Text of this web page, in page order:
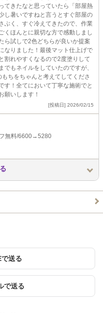
てきたなと思っていたら「部屋熱
し暑いですねと言うとすぐ部屋の
ぶく、すぐ冷えてきたので、作業
くほんとに親切な方で感動しまし
ら試しで2色どちらが良いか提案
なりました！最後マット仕上げで
割れやすくなるので2度塗りして
もネイルをしていたのですが、
ちをちゃんと考えてしてくださ
す！全てにおいて丁寧な施術でと
願いします！
[投稿日] 2026/02/15
無料/6600→5280
送る
で送る